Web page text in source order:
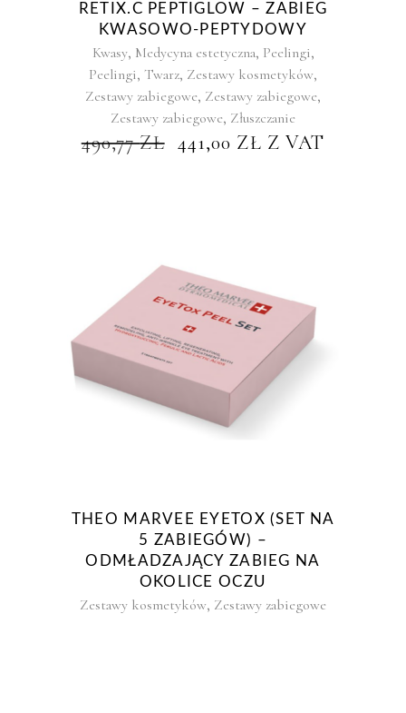
RETIX.C PEPTIGLOW – ZABIEG
KWASOWO-PEPTYDOWY
Kwasy, Medycyna estetyczna, Peelingi,
Peelingi, Twarz, Zestawy kosmetyków,
Zestawy zabiegowe, Zestawy zabiegowe,
Zestawy zabiegowe, Złuszczanie
490,77ZŁ PIERWOTNA
441,00 ZŁAKTUALNA
Z VAT
THEO MARVEE EYETOX (SET NA
5 ZABIEGÓW) –
ODMŁADZAJĄCY ZABIEG NA
OKOLICE OCZU
Zestawy kosmetyków, Zestawy zabiegowe